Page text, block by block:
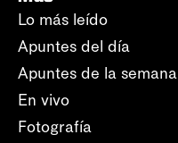
Lo más leído
Apuntes del día
Apuntes de la semana
En vivo
Fotografía